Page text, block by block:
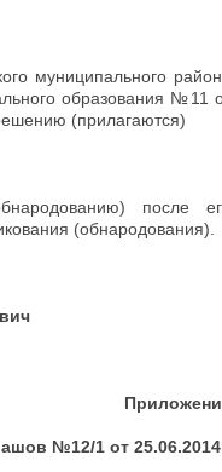
муниципального
образования №11
(прилагаются)
после
(обнародования).
№12/1 от